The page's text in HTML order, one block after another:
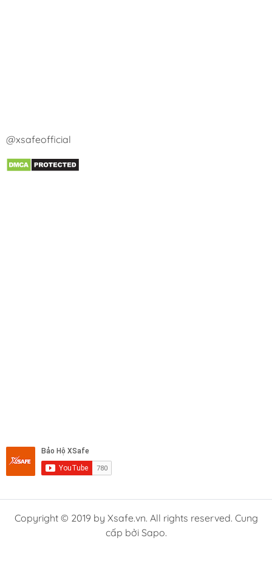
@xsafeofficial
Copyright © 2019 by Xsafe.vn. All rights reserved. Cung
cấp bởi Sapo.